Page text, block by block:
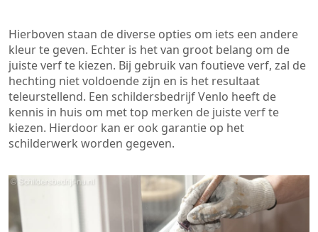
Hierboven staan de diverse opties om iets een andere
kleur te geven. Echter is het van groot belang om de
juiste verf te kiezen. Bij gebruik van foutieve verf, zal de
hechting niet voldoende zijn en is het resultaat
teleurstellend. Een schildersbedrijf Venlo heeft de
kennis in huis om met top merken de juiste verf te
kiezen. Hierdoor kan er ook garantie op het
schilderwerk worden gegeven.